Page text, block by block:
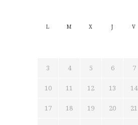
L M X J V
3 4 5 6 7
10 11 12 13 14
17 18 19 20 21